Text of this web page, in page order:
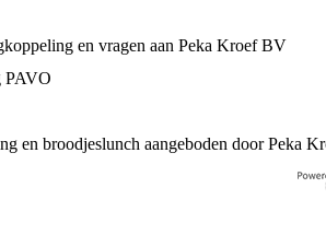
en vragen aan Peka Kroef BV
PAVO
en broodjeslunch aangeboden door Peka